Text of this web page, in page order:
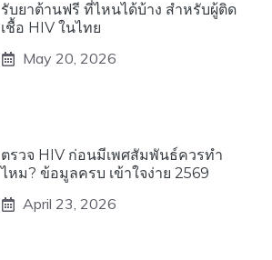
รับยาต้านฟรี ที่ไหนได้บ้าง สำหรับผู้ติด
เชื้อ HIV ในไทย
May 20, 2026
ตรวจ HIV ก่อนมีเพศสัมพันธ์ควรทำ
ไหม? ข้อมูลครบ เข้าใจง่าย 2569
April 23, 2026